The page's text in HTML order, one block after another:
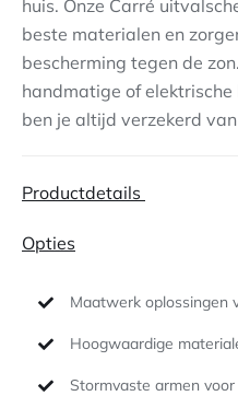
huis. Onze Carré
beste materialen en
bescherming tegen de
handmatige of
ben je altijd verzekerd
Productdetails
Opties
Maatwerk oplossingen
Hoogwaardige
Stormvaste armen